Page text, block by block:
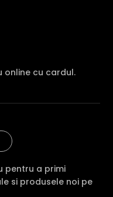
online cu cardul.
pentru a primi
si produsele noi pe